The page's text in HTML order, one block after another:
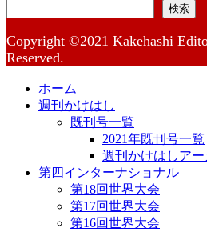
検索
Copyright ©2021 Kakehashi
Reserved.
ホーム
週刊かけはし
既刊号一覧
2021年既刊号一覧
週刊かけはしアー
第四インターナショナル
第18回世界大会
第17回世界大会
第16回世界大会